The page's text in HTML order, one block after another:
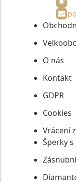
O nás
Kontakt
GDPR
Cookies
Vrácení
Šperky